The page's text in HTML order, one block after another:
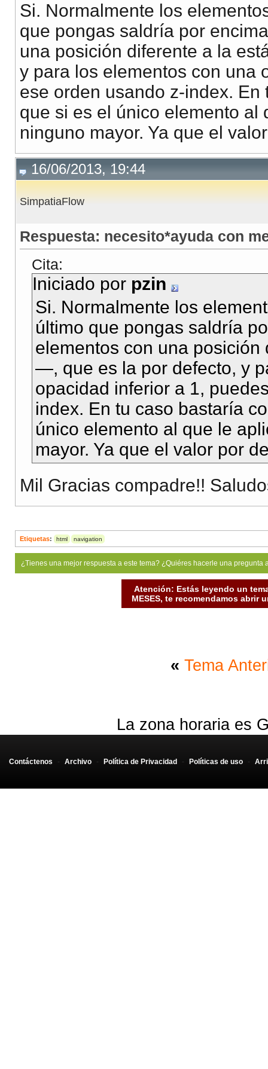
Si. Normalmente los
que pongas saldría por
una posición diferente a la
y para los elementos con una
ese orden usando z-index.
que si es el único elemento
ninguno mayor. Ya que el
16/06/2013, 19:44
SimpatiaFlow
Respuesta: necesito*ayuda con
Cita:
Iniciado por pzin
Si. Normalmente los
último que pongas saldría
elementos con una
—, que es la por defecto, y
opacidad inferior a 1,
index. En tu caso bastaría
único elemento al que le
mayor. Ya que el valor por
Mil Gracias compadre!!
Etiquetas: html navigation
¿Tienes una mejor respuesta a este tema? ¿Quiéres hacerle una
Atención: Estás leyendo un
MESES, te recomendamos abrir
« Tema
La zona horaria es
Contáctenos - Archivo - Política de Privacidad - Políticas de uso -